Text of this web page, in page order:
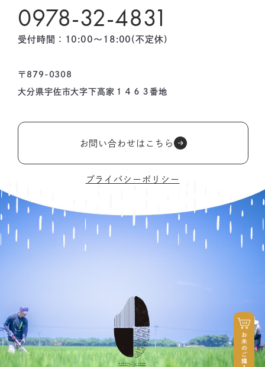
0978-32-4831
受付時間：10:00〜18:00(不定休)
〒879-0308
大分県宇佐市大字下高家１４６３番地
お問い合わせはこちら
プライバシーポリシー